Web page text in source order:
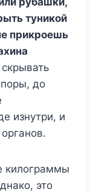
туникой
прикроешь
до
изнутри, и
килограммы
это